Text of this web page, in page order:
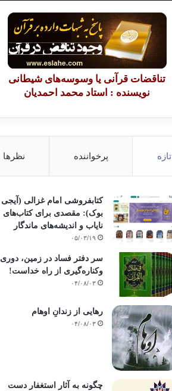
تناقضات قرآنی یا وسوسه‌های شیطانی
نویسنده : استاد محمد احمدیان
تازه پرخواننده نظرها
کتابفروشی امام غزالی (آیجی
بوک): مقصدی برای کتاب‌های
نایاب و اندیشه‌های ماندگار
۰۵/۰۳/۱۹
سر دفتر فساد در زمین‌، دوری
وکناره‌گیری از راه خداست‌!
۰۴/۰۸/۰۳
رهایی از زندانِ اوهام
۰۴/۰۸/۰۳
چگونه به آثار استغفار دست